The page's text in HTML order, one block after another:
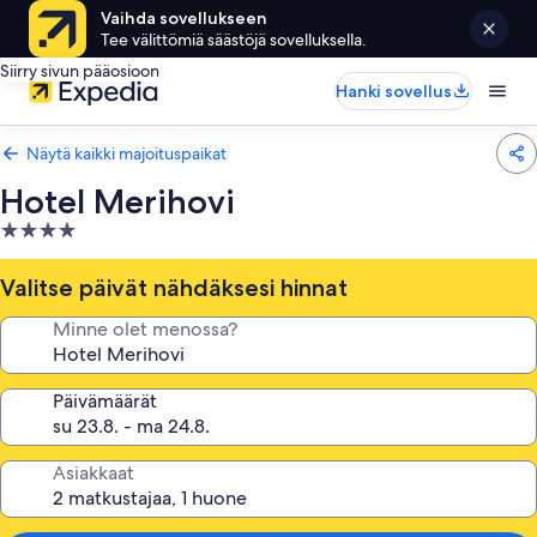
Vaihda sovellukseen
Tee välittömiä säästöjä sovelluksella.
Siirry sivun pääosioon
Hanki sovellus
Näytä kaikki majoituspaikat
Hotel Merihovi
4.0
tähden
majoituspaikka
Valitse päivät nähdäksesi hinnat
Minne olet menossa?
Päivämäärät
Asiakkaat